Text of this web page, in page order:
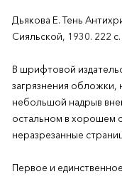
Дьякова Е. Тень
Сияльской, 1930. 222
В шрифтовой
загрязнения
небольшой надрыв
остальном в хорошем
неразрезанные
Первое и